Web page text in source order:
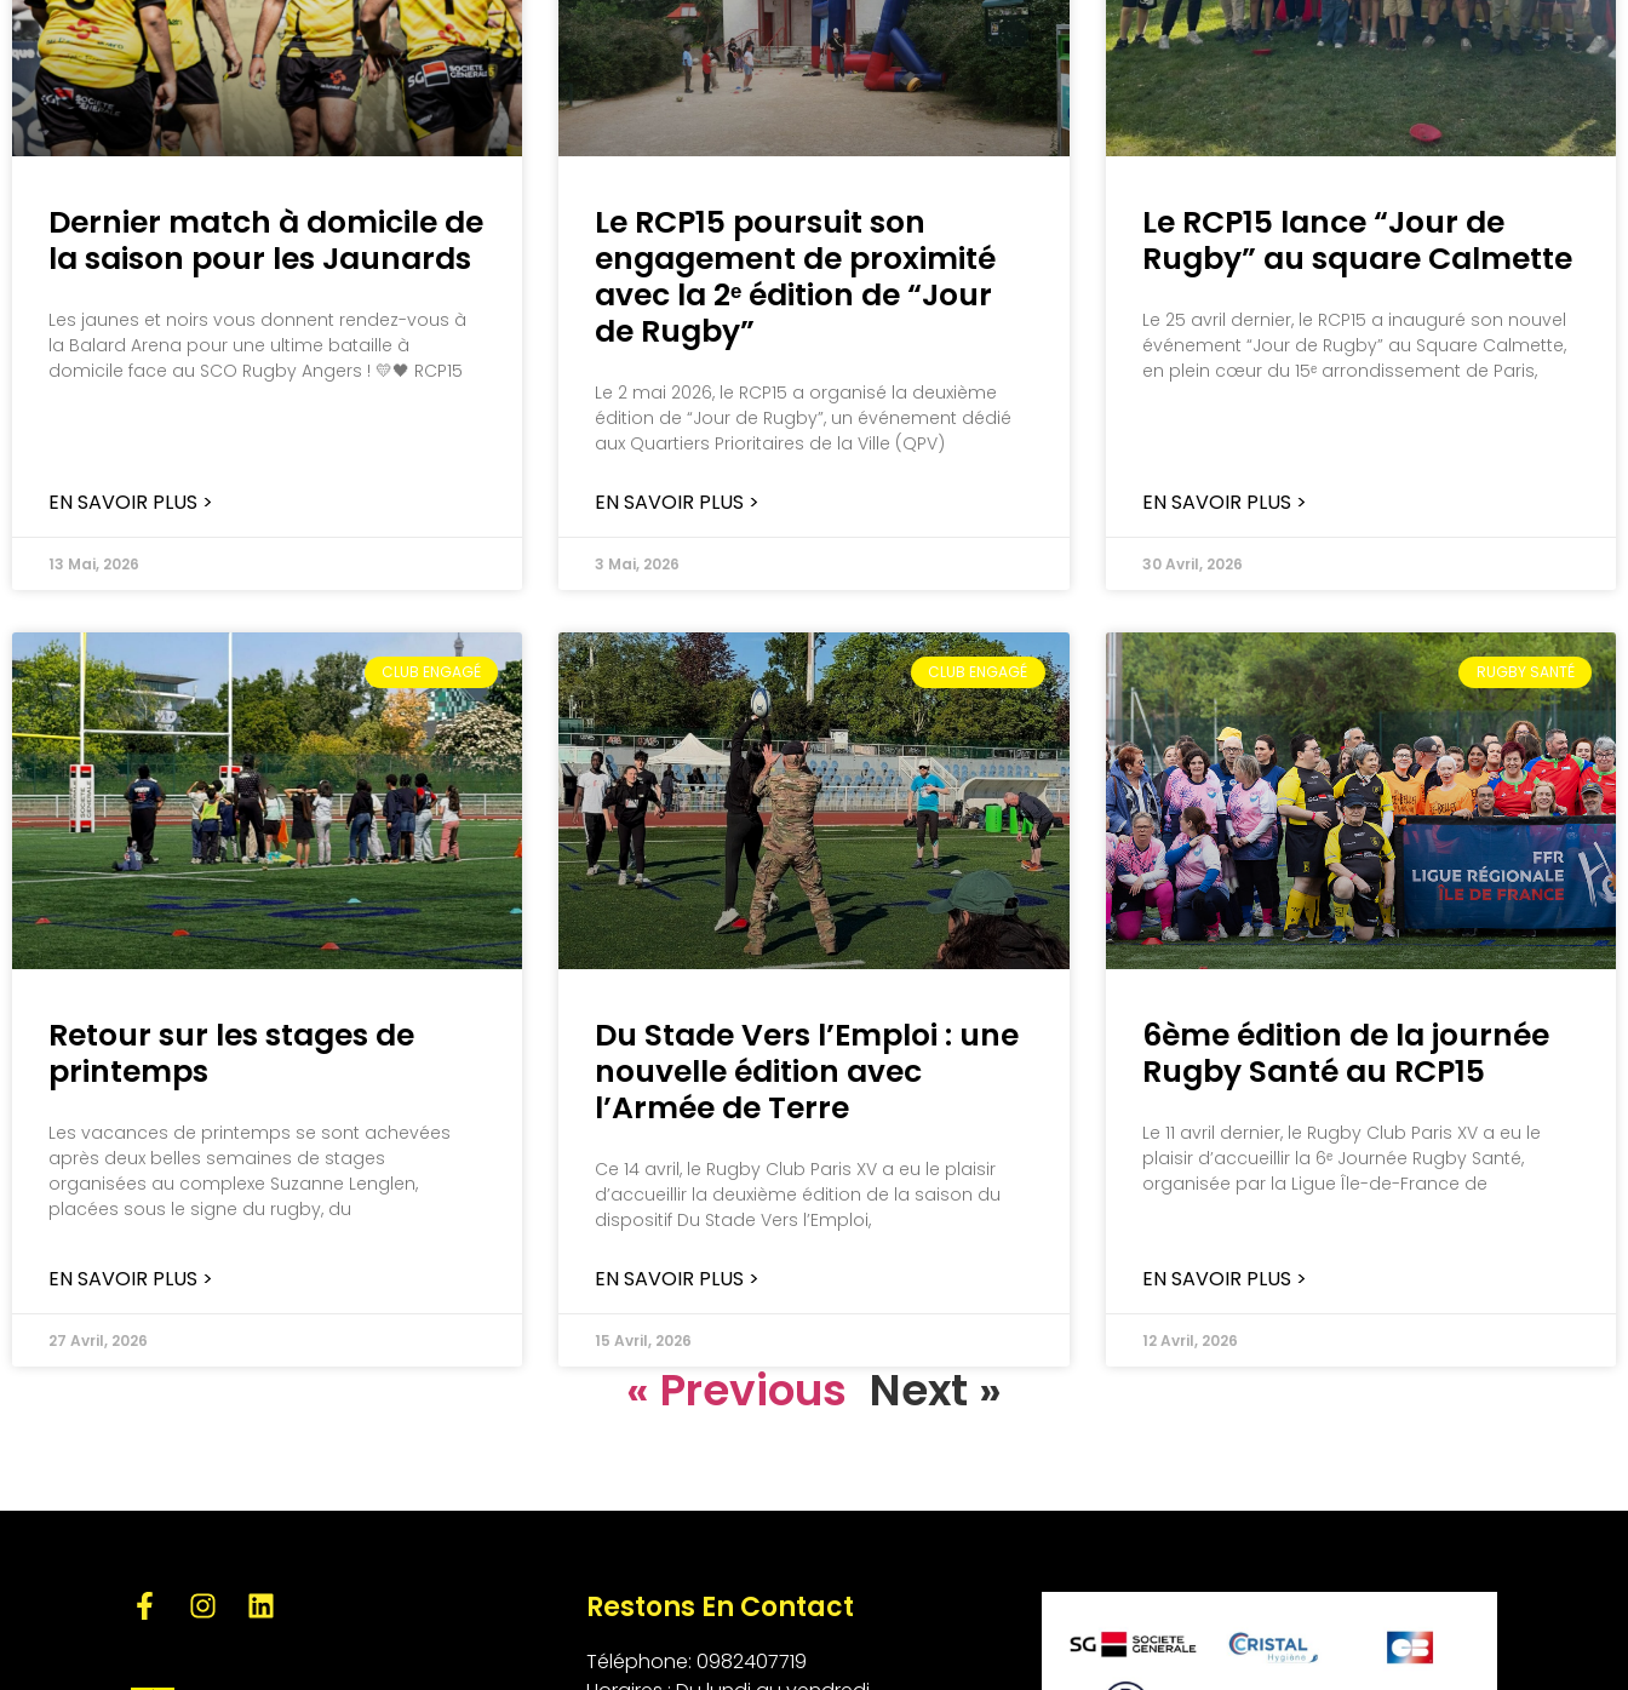
Dernier match à domicile de
la saison pour les Jaunards
Les jaunes et noirs vous donnent rendez-vous à
la Balard Arena pour une ultime bataille à
domicile face au SCO Rugby Angers ! 💛🖤 RCP15
EN SAVOIR PLUS >
13 Mai, 2026
Le RCP15 poursuit son
engagement de proximité
avec la 2ᵉ édition de “Jour
de Rugby”
Le 2 mai 2026, le RCP15 a organisé la deuxième
édition de “Jour de Rugby”, un événement dédié
aux Quartiers Prioritaires de la Ville (QPV)
EN SAVOIR PLUS >
3 Mai, 2026
Le RCP15 lance “Jour de
Rugby” au square Calmette
Le 25 avril dernier, le RCP15 a inauguré son nouvel
événement “Jour de Rugby” au Square Calmette,
en plein cœur du 15ᵉ arrondissement de Paris,
EN SAVOIR PLUS >
30 Avril, 2026
CLUB ENGAGÉ
Retour sur les stages de
printemps
Les vacances de printemps se sont achevées
après deux belles semaines de stages
organisées au complexe Suzanne Lenglen,
placées sous le signe du rugby, du
EN SAVOIR PLUS >
27 Avril, 2026
CLUB ENGAGÉ
Du Stade Vers l’Emploi : une
nouvelle édition avec
l’Armée de Terre
Ce 14 avril, le Rugby Club Paris XV a eu le plaisir
d’accueillir la deuxième édition de la saison du
dispositif Du Stade Vers l’Emploi,
EN SAVOIR PLUS >
15 Avril, 2026
RUGBY SANTÉ
6ème édition de la journée
Rugby Santé au RCP15
Le 11 avril dernier, le Rugby Club Paris XV a eu le
plaisir d’accueillir la 6ᵉ Journée Rugby Santé,
organisée par la Ligue Île-de-France de
EN SAVOIR PLUS >
12 Avril, 2026
« Previous Next »
Restons En Contact
Téléphone: 0982407719